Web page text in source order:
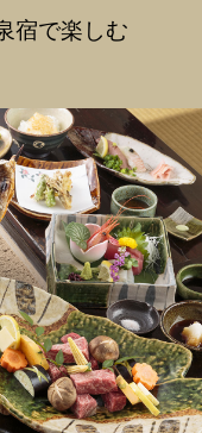
宿で楽しむ